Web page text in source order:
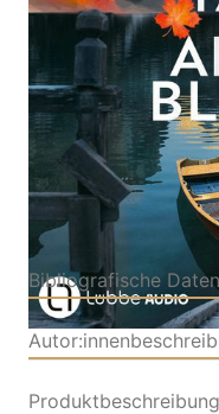
VonSarah Lark
Verlag: Lübbe Audio
Audio-CD
ISBN: 978-3-
Bibliografische Daten
Produktbeschreibung